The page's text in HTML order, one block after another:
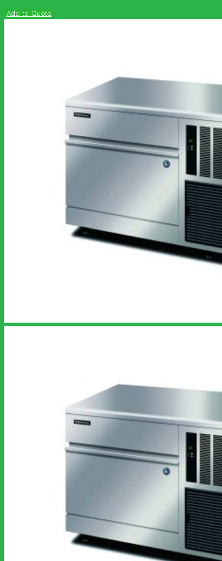
Add to Quote